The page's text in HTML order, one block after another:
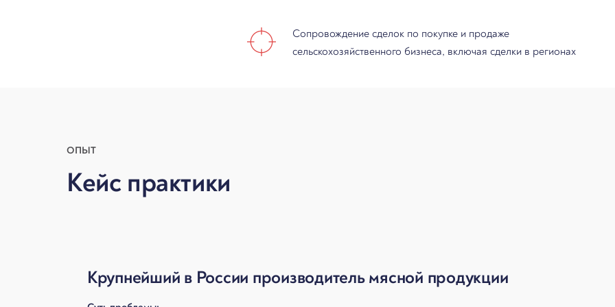
Сопровождение сделок по покупке и продаже
сельскохозяйственного бизнеса, включая сделки в регионах
ОПЫТ
Кейс практики
Крупнейший в России производитель мясной продукции